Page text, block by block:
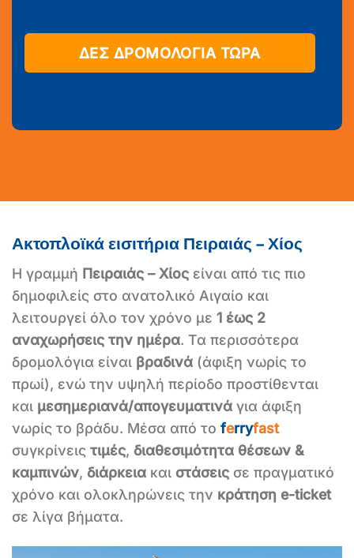
ΔΕΣ ΔΡΟΜΟΛΟΓΙΑ ΤΩΡΑ
Ακτοπλοϊκά εισιτήρια Πειραιάς – Χίος
Η γραμμή Πειραιάς – Χίος είναι από τις πιο
δημοφιλείς στο ανατολικό Αιγαίο και
λειτουργεί όλο τον χρόνο με 1 έως 2
αναχωρήσεις την ημέρα. Τα περισσότερα
δρομολόγια είναι βραδινά (άφιξη νωρίς το
πρωί), ενώ την υψηλή περίοδο προστίθενται
και μεσημεριανά/απογευματινά για άφιξη
νωρίς το βράδυ. Μέσα από το ferryfast
συγκρίνεις τιμές, διαθεσιμότητα θέσεων &
καμπινών, διάρκεια και στάσεις σε πραγματικό
χρόνο και ολοκληρώνεις την κράτηση e-ticket
σε λίγα βήματα.